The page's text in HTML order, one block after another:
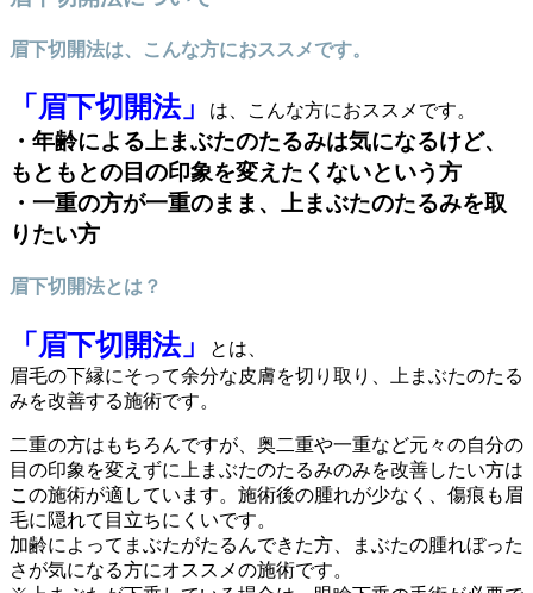
眉下切開法は、こんな方におススメです。
「眉下切開法」 は、こんな方におススメです。
・年齢による上まぶたのたるみは気になるけど、
もともとの目の印象を変えたくないという方
・一重の方が一重のまま、上まぶたのたるみを取
りたい方
眉下切開法とは？
「眉下切開法」
とは、
眉毛の下縁にそって余分な皮膚を切り取り、上まぶたのたる
みを改善する施術です。
二重の方はもちろんですが、奥二重や一重など元々の自分の
目の印象を変えずに上まぶたのたるみのみを改善したい方は
この施術が適しています。施術後の腫れが少なく、傷痕も眉
毛に隠れて目立ちにくいです。
加齢によってまぶたがたるんできた方、まぶたの腫れぼった
さが気になる方にオススメの施術です。